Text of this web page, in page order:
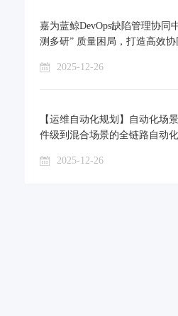
嘉为蓝鲸DevOps缺陷管理协同
测多研” 质量困局，打造高效
2025-12-26
【运维自动化规划】自动化场
件级到混合场景的全链路自动
2025-12-26